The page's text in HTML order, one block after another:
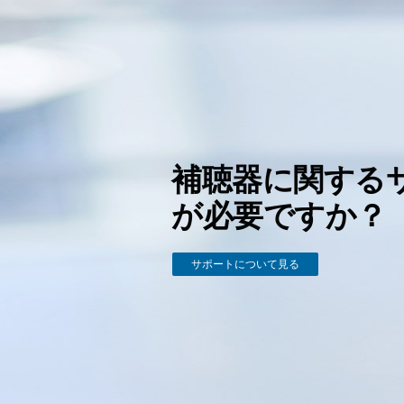
補聴器に関する
が必要ですか？
サポートについて見る